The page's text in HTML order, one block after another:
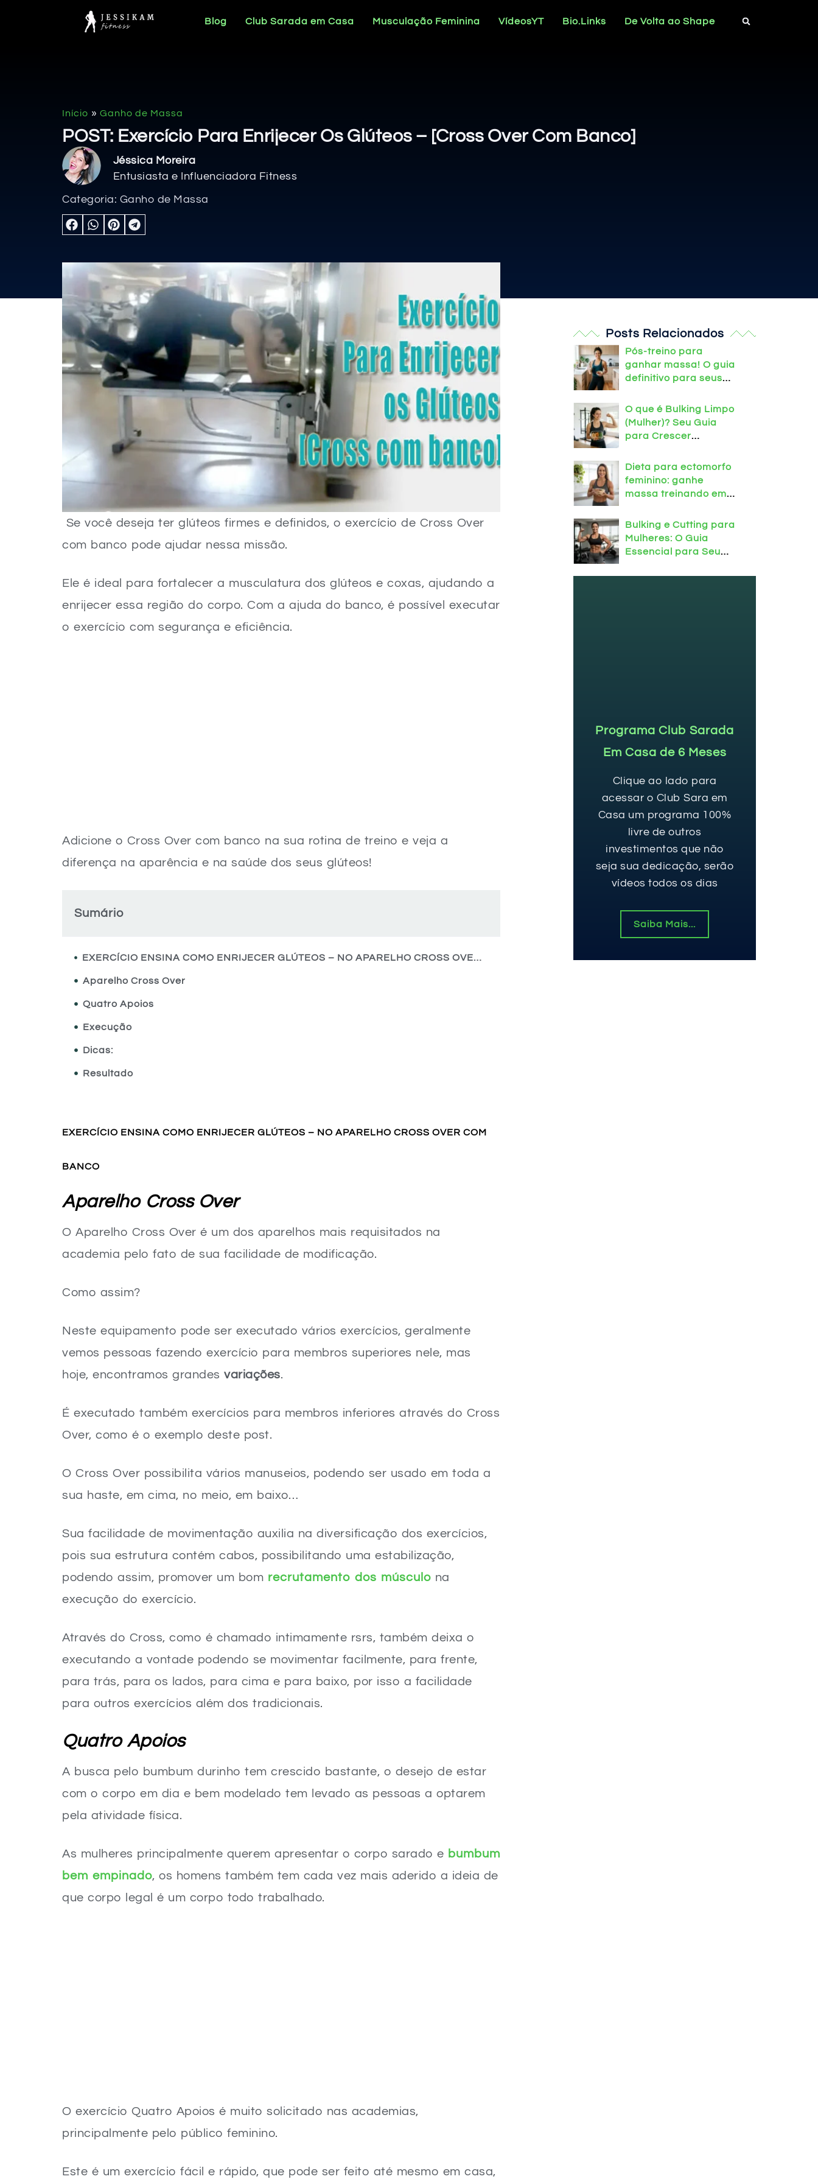
Blog Club Sarada em Casa Musculação Feminina VídeosYT Bio.Links De Volta ao Shape
Início » Ganho de Massa
POST: Exercício Para Enrijecer Os Glúteos – [Cross Over Com Banco]
Jéssica Moreira
Entusiasta e Influenciadora Fitness
Categoria: Ganho de Massa
Se você deseja ter glúteos firmes e definidos, o exercício de Cross Over
com banco pode ajudar nessa missão.
Ele é ideal para fortalecer a musculatura dos glúteos e coxas, ajudando a
enrijecer essa região do corpo. Com a ajuda do banco, é possível executar
o exercício com segurança e eficiência.
Adicione o Cross Over com banco na sua rotina de treino e veja a
diferença na aparência e na saúde dos seus glúteos!
Sumário
EXERCÍCIO ENSINA COMO ENRIJECER GLÚTEOS – NO APARELHO CROSS OVER COM BANCO
Aparelho Cross Over
Quatro Apoios
Execução
Dicas:
Resultado
EXERCÍCIO ENSINA COMO ENRIJECER GLÚTEOS – NO APARELHO CROSS OVER COM
BANCO
Aparelho Cross Over
O Aparelho Cross Over é um dos aparelhos mais requisitados na
academia pelo fato de sua facilidade de modificação.
Como assim?
Neste equipamento pode ser executado vários exercícios, geralmente
vemos pessoas fazendo exercício para membros superiores nele, mas
hoje, encontramos grandes variações.
É executado também exercícios para membros inferiores através do Cross
Over, como é o exemplo deste post.
O Cross Over possibilita vários manuseios, podendo ser usado em toda a
sua haste, em cima, no meio, em baixo…
Sua facilidade de movimentação auxilia na diversificação dos exercícios,
pois sua estrutura contém cabos, possibilitando uma estabilização,
podendo assim, promover um bom recrutamento dos músculo na
execução do exercício.
Através do Cross, como é chamado intimamente rsrs, também deixa o
executando a vontade podendo se movimentar facilmente, para frente,
para trás, para os lados, para cima e para baixo, por isso a facilidade
para outros exercícios além dos tradicionais.
Quatro Apoios
A busca pelo bumbum durinho tem crescido bastante, o desejo de estar
com o corpo em dia e bem modelado tem levado as pessoas a optarem
pela atividade física.
As mulheres principalmente querem apresentar o corpo sarado e bumbum
bem empinado, os homens também tem cada vez mais aderido a ideia de
que corpo legal é um corpo todo trabalhado.
O exercício Quatro Apoios é muito solicitado nas academias,
principalmente pelo público feminino.
Este é um exercício fácil e rápido, que pode ser feito até mesmo em casa,
Posts Relacionados
Pós-treino para
ganhar massa! O guia
definitivo para seus
O que é Bulking Limpo
(Mulher)? Seu Guia
para Crescer
Dieta para ectomorfo
feminino: ganhe
massa treinando em
Bulking e Cutting para
Mulheres: O Guia
Essencial para Seu
Programa Club Sarada
Em Casa de 6 Meses
Clique ao lado para
acessar o Club Sara em
Casa um programa 100%
livre de outros
investimentos que não
seja sua dedicação, serão
vídeos todos os dias
Saiba Mais...